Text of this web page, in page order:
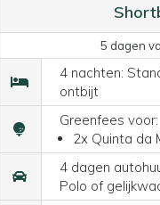
5 dagen
4 nachten:
ontbijt
Greenfees voor:
2x Quinta da
4 dagen
Polo of